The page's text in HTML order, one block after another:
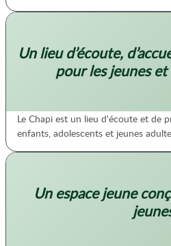
Un lieu d’écoute,
pour les jeunes
Le Chapi est un lieu d'écoute et de
enfants, adolescents et jeunes
Un espace jeune